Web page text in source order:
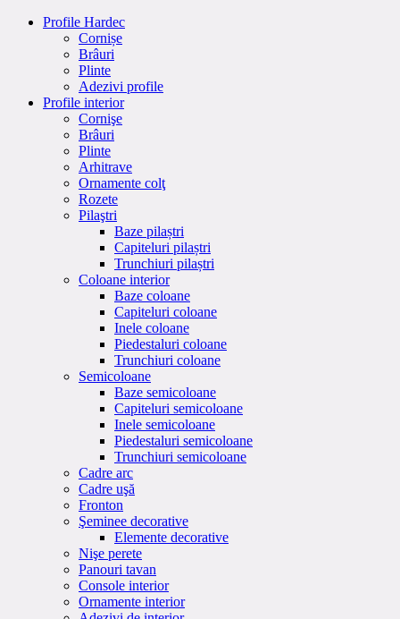
Profile Hardec
Cornișe
Brâuri
Plinte
Adezivi profile
Profile interior
Cornişe
Brâuri
Plinte
Arhitrave
Ornamente colţ
Rozete
Pilaştri
Baze pilaștri
Capiteluri pilaștri
Trunchiuri pilaștri
Coloane interior
Baze coloane
Capiteluri coloane
Inele coloane
Piedestaluri coloane
Trunchiuri coloane
Semicoloane
Baze semicoloane
Capiteluri semicoloane
Inele semicoloane
Piedestaluri semicoloane
Trunchiuri semicoloane
Cadre arc
Cadre uşă
Fronton
Şeminee decorative
Elemente decorative
Nişe perete
Panouri tavan
Console interior
Ornamente interior